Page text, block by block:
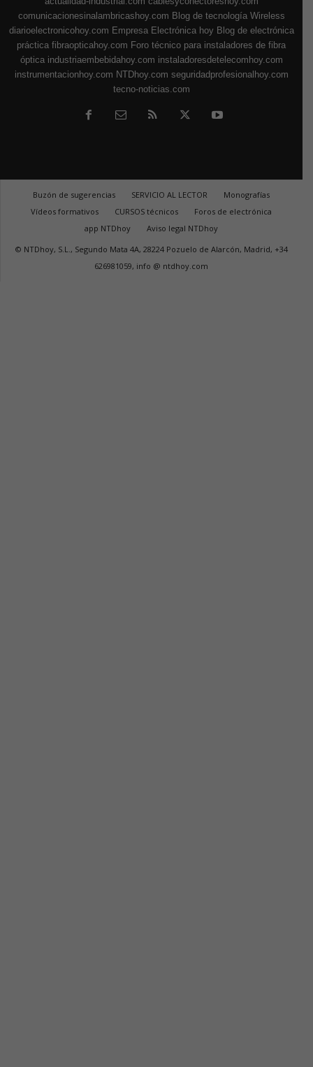
comunicacionesinalambricashoy.com Blog de tecnología Wireless
diarioelectronicohoy.com Empresa Electrónica hoy Blog de electrónica
práctica fibraopticahoy.com Foro técnico para instaladores de fibra
óptica industriaembebidahoy.com instaladoresdetelecomhoy.com
instrumentacionhoy.com NTDhoy.com seguridadprofesionalhoy.com
tecno-noticias.com
Buzón de sugerencias SERVICIO AL LECTOR
Monografías
Vídeos formativos
CURSOS técnicos
Foros de electrónica
app NTDhoy
Aviso legal NTDhoy
© NTDhoy, S.L., Segundo Mata 4A, 28224 Pozuelo de Alarcón, Madrid, +34
626981059, info @ ntdhoy.com